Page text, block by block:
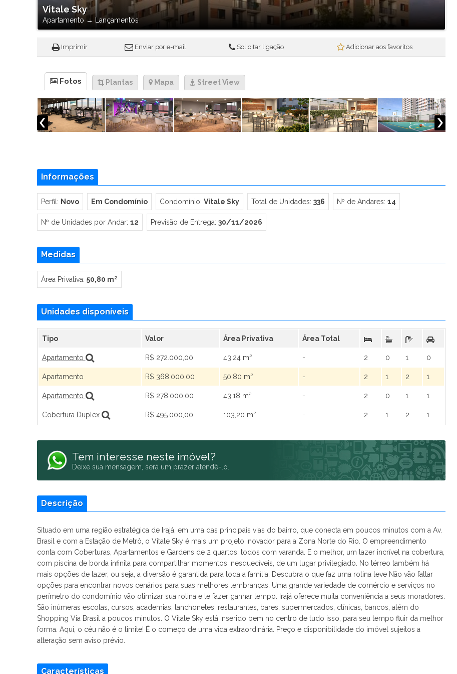
Ben in Rio Pompeu Loureiro 110 - Breve Lançamento (1)
Beon Porto Residencial (1)
Blanc 260 - Loja (1)
Breeze (10)
Brise Studios Design (2)
Cidade Arte - Arte Wave (1)
Claris Casa & Clube (1)
Connect Diadema (1)
Conquista Mendanha (1)
Conquista Oceânica (1)
Conquista Parque Iguaçu (1)
Conquista Vila Dutra (1)
Duet Barra Residence (1)
Esplendor Carioca (1)
Estância Pernambuco - Breve Lançamento (1)
Etehe Residencial (1)
Feel Pontal Oceânico (7)
Flores do Brito (1)
Glória Residencial Contemporâneo (3)
Glória Residencial Histórico I - Lojas (2)
Green Park Barra - Fase 1 (15)
Green Park Barra - Green View - Fase 2 (13)
Guilhem Mozak - Breve Lançamento (3)
Guilhem Mozak - Loja (1)
Horizon Pedra Branca - Breve Lançamento (2)
Ilha Pura Astra - Breve Lançamento (4)
Ilha Pura Elos - Fase 1 (4)
Ilha Pura Elos - Fase 2 (2)
Ilha Pura Elos - Fase 3 (4)
Vitale Sky
Apartamento → Lançamentos
Imprimir Enviar por e-mail Solicitar ligação Adicionar aos favoritos
Fotos Plantas Mapa Street View
Informações
Perfil: Novo Em Condomínio Condomínio: Vitale Sky Total de Unidades: 336 Nº de Andares: 14
Nº de Unidades por Andar: 12 Previsão de Entrega: 30/11/2026
Medidas
Área Privativa: 50,80 m²
Unidades disponíveis
Tipo Valor Área Privativa Área Total
Apartamento R$ 272.000,00 43,24 m² - 2 0 1 0
Apartamento R$ 368.000,00 50,80 m² - 2 1 2 1
Apartamento R$ 278.000,00 43,18 m² - 2 0 1 1
Cobertura Duplex R$ 495.000,00 103,20 m² - 2 1 2 1
Tem interesse neste imóvel?
Deixe sua mensagem, será um prazer atendê-lo.
Descrição
Situado em uma região estratégica de Irajá, em uma das principais vias do bairro, que conecta em poucos minutos com a Av.
Brasil e com a Estação de Metrô, o Vitale Sky é mais um projeto inovador para a Zona Norte do Rio. O empreendimento
conta com Coberturas, Apartamentos e Gardens de 2 quartos, todos com varanda. E o melhor, um lazer incrível na cobertura,
com piscina de borda infinita para compartilhar momentos inesquecíveis, de um lugar privilegiado. No térreo também há
mais opções de lazer, ou seja, a diversão é garantida para toda a família. Descubra o que faz uma rotina leve Não vão faltar
opções para encontrar novos cenários para suas melhores lembranças. Uma grande variedade de comércio e serviços no
perímetro do condomínio vão otimizar sua rotina e te fazer ganhar tempo. Irajá oferece muita conveniência a seus moradores.
São inúmeras escolas, cursos, academias, lanchonetes, restaurantes, bares, supermercados, clínicas, bancos, além do
Shopping Via Brasil a poucos minutos. O Vitale Sky está inserido bem no centro de tudo isso, para seu tempo fluir da melhor
forma. Aqui, o céu não é o limite! É o começo de uma vida extraordinária. Preço e disponibilidade do imóvel sujeitos a
alteração sem aviso prévio.
Características